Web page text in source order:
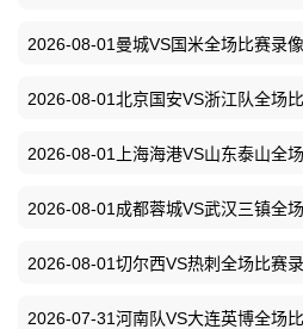
2026-08-01曼城VS国米全场比赛录
2026-08-01北京国安VS浙江队全场
2026-08-01上海海港VS山东泰山全
2026-08-01成都蓉城VS武汉三镇全
2026-08-01切尔西VS热刺全场比赛
2026-07-31河南队VS大连英博全场